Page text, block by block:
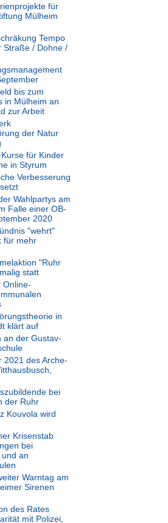
für
Mülheim
Tempo
Straße / Dohne /
bis zum
in Mülheim an
zur Arbeit
der Natur
für Kinder
in Styrum
Verbesserung
Wahlpartys am
Falle einer OB-
2020
"wehrt"
für mehr
"Ruhr
statt
Online-
in
klärt auf
an der Gustav-
2021 des Arche-
bei
der Ruhr
Kouvola wird
Krisenstab
bei
an
Warntag am
Sirenen
des Rates
mit Polizei,